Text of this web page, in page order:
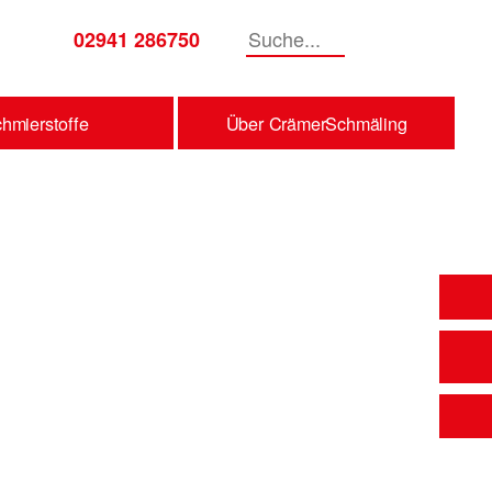
02941 286750 Suche
Über CrämerSchmäling